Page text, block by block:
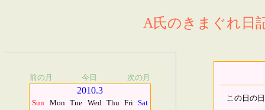
A氏のきまぐれ日
前の月 今日 次の月
2010.3
Sun Mon Tue Wed Thu Fri Sat
この日の